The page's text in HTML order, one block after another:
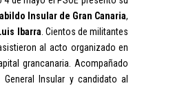
Insular de Gran Canaria,
Ibarra . Cientos de militantes
al acto organizado en
grancanaria. Acompañado
Insular y candidato al